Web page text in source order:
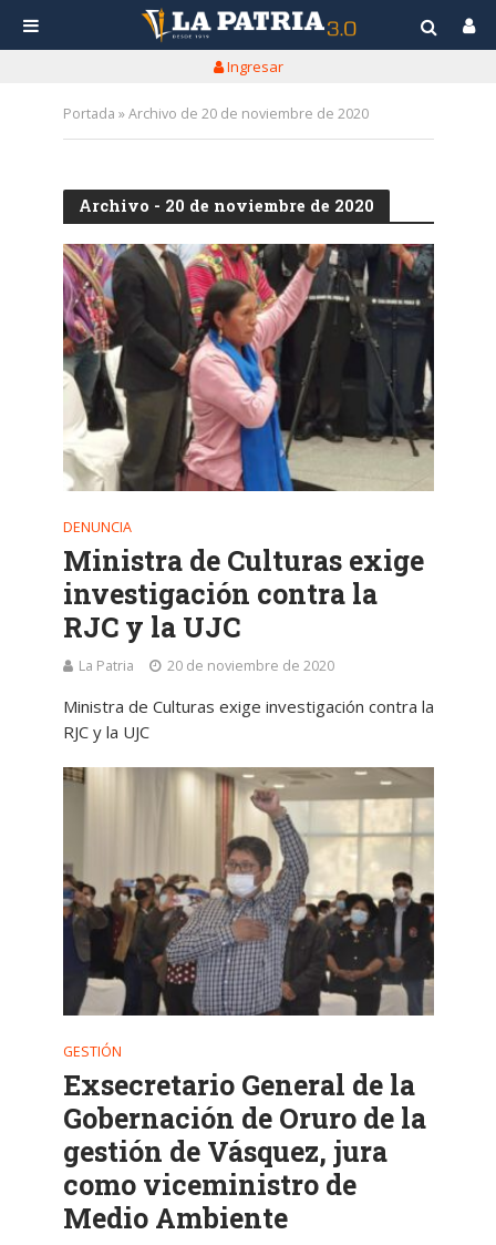
Ingresar
Portada »Archivo de 20 de noviembre de 2020
Archivo - 20 de noviembre de 2020
DENUNCIA
Ministra de Culturas exige
investigación contra la
RJC y la UJC
La Patria 20 de noviembre de 2020
Ministra de Culturas exige investigación contra la
RJC y la UJC
GESTIÓN
Exsecretario General de la
Gobernación de Oruro de la
gestión de Vásquez, jura
como viceministro de
Medio Ambiente